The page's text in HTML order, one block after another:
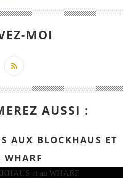
MOI
AUSSI :
AUX BLOCKHAUS ET
WHARF